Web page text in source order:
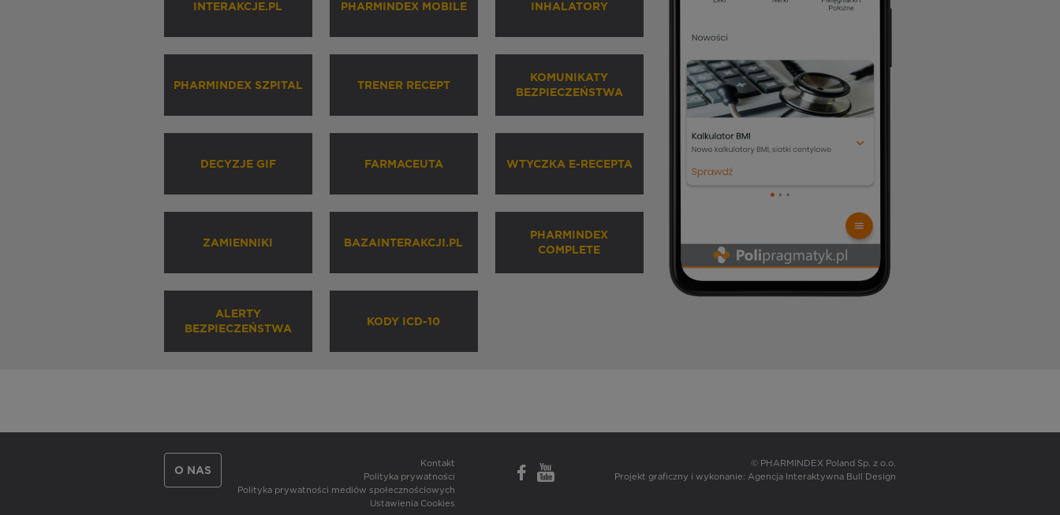
INTERAKCJE.PL PHARMINDEX MOBILE INHALATORY
PHARMINDEX SZPITAL TRENER RECEPT
KOMUNIKATY
BEZPIECZEŃSTWA
DECYZJE GIF FARMACEUTA WTYCZKA E-RECEPTA
ZAMIENNIKI BAZAINTERAKCJI.PL
PHARMINDEX
COMPLETE
ALERTY
BEZPIECZEŃSTWA
KODY ICD-10
O NAS
Kontakt
Polityka prywatności
Polityka prywatności mediów społecznościowych
Ustawienia Cookies
© PHARMINDEX Poland Sp. z o.o.
Projekt graficzny i wykonanie: Agencja Interaktywna Bull Design